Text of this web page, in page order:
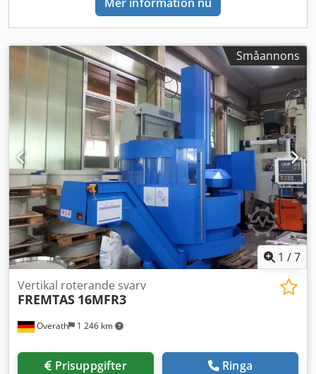
Småannons
1 /7
Overath 1 246 km
Vertikal roterande svarv
FREMTAS 16MFR3
Prisuppgifter Ringa